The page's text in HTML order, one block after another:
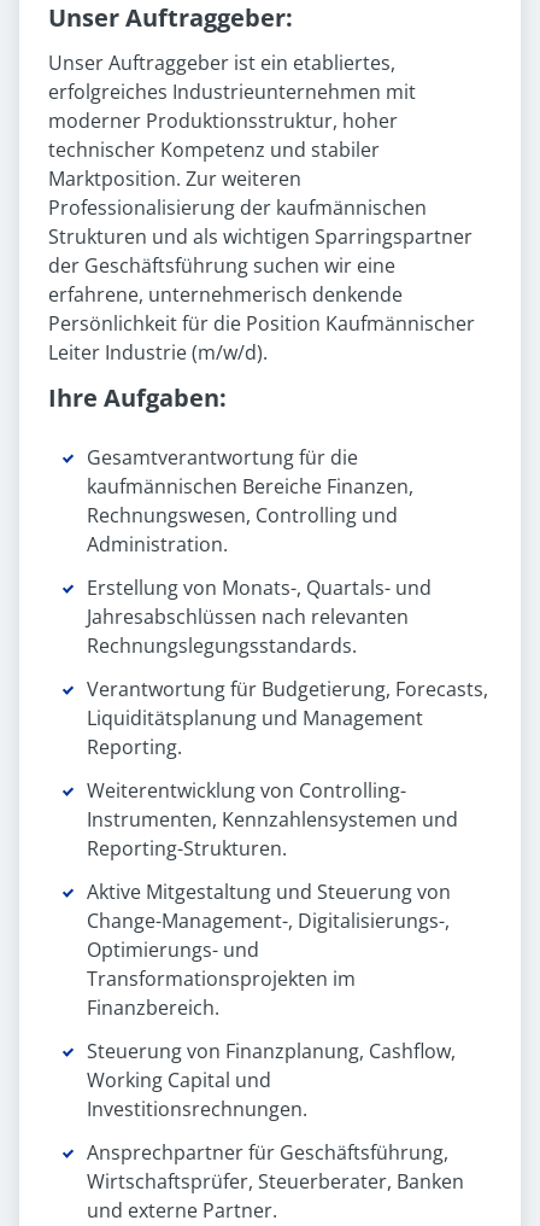
Unser Auftraggeber:
Unser Auftraggeber ist ein etabliertes,
erfolgreiches Industrieunternehmen mit
moderner Produktionsstruktur, hoher
technischer Kompetenz und stabiler
Marktposition. Zur weiteren
Professionalisierung der kaufmännischen
Strukturen und als wichtigen Sparringspartner
der Geschäftsführung suchen wir eine
erfahrene, unternehmerisch denkende
Persönlichkeit für die Position Kaufmännischer
Leiter Industrie (m/w/d).
Ihre Aufgaben:
Gesamtverantwortung für die
kaufmännischen Bereiche Finanzen,
Rechnungswesen, Controlling und
Administration.
Erstellung von Monats-, Quartals- und
Jahresabschlüssen nach relevanten
Rechnungslegungsstandards.
Verantwortung für Budgetierung, Forecasts,
Liquiditätsplanung und Management
Reporting.
Weiterentwicklung von Controlling-
Instrumenten, Kennzahlensystemen und
Reporting-Strukturen.
Aktive Mitgestaltung und Steuerung von
Change-Management-, Digitalisierungs-,
Optimierungs- und
Transformationsprojekten im
Finanzbereich.
Steuerung von Finanzplanung, Cashflow,
Working Capital und
Investitionsrechnungen.
Ansprechpartner für Geschäftsführung,
Wirtschaftsprüfer, Steuerberater, Banken
und externe Partner.